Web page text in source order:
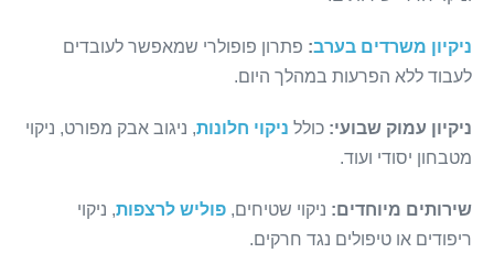
ניקיון משרדים בערב:פתרון פופולרי שמאפשר לעובדים
לעבוד ללא הפרעות במהלך היום.
ניקיון עמוק שבועי:כוללניקוי חלונות, ניגוב אבק מפורט, ניקוי
מטבחון יסודי ועוד.
שירותים מיוחדים:ניקוי שטיחים, פוליש לרצפות, ניקוי
ריפודים או טיפולים נגד חרקים.